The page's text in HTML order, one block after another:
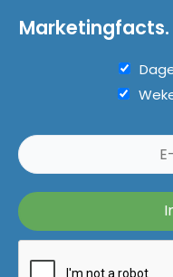
Marketingfacts.